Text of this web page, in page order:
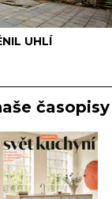
UHLÍ
časopisy